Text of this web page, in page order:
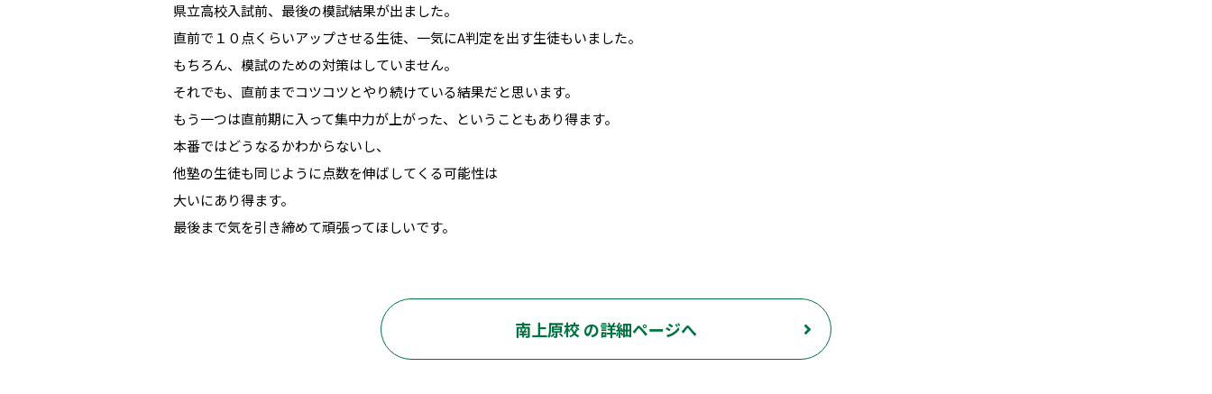
県立高校入試前、最後の模試結果が出ました。
直前で１０点くらいアップさせる生徒、一気にA判定を出す生徒もいました。
もちろん、模試のための対策はしていません。
それでも、直前までコツコツとやり続けている結果だと思います。
もう一つは直前期に入って集中力が上がった、ということもあり得ます。
本番ではどうなるかわからないし、
他塾の生徒も同じように点数を伸ばしてくる可能性は
大いにあり得ます。
最後まで気を引き締めて頑張ってほしいです。
南上原校 の詳細ページへ